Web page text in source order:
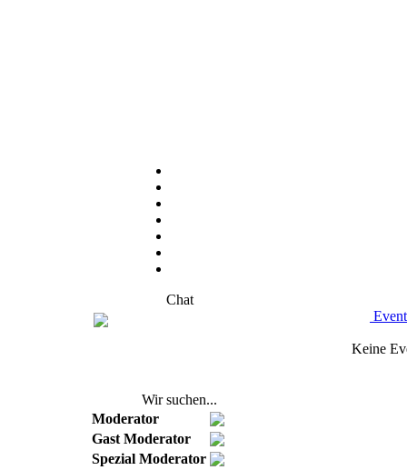
Chat
Wir suchen...
Moderator
Gast Moderator
Spezial Moderator
Keine